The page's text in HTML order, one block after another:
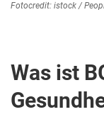
Fotocredit: istock /
Was ist